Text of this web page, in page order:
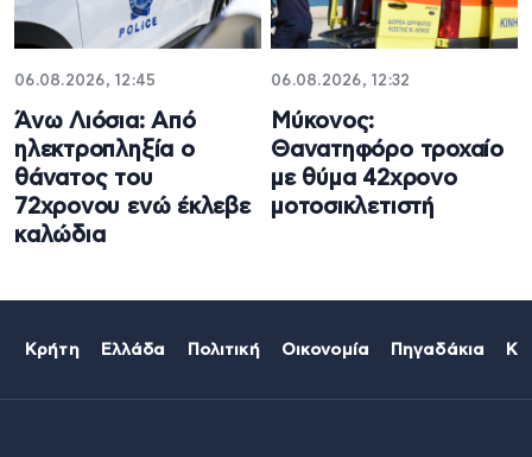
06.08.2026, 12:45
Άνω Λιόσια: Από
ηλεκτροπληξία ο
θάνατος του
72χρονου ενώ έκλεβε
καλώδια
06.08.2026, 12:32
Μύκονος:
Θανατηφόρο τροχαίο
με θύμα 42χρονο
μοτοσικλετιστή
Κρήτη Ελλάδα Πολιτική Οικονομία Πηγαδάκια